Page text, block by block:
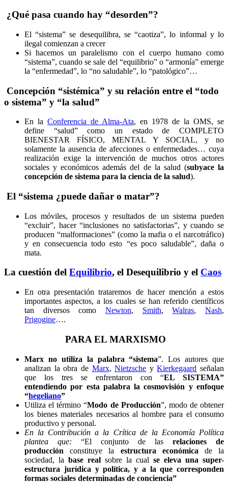
¿Qué pasa cuando hay “desorden”?
El “sistema” se desequilibra, se “caotiza”, lo informal y lo
ilegal comienzan a crecer
Si hacemos un paralelismo con el cuerpo humano como
“sistema”, cuando se sale del “equilibrio” o “armonía” emerge
la “enfermedad”, lo “no saludable”, lo “patológico”…
Concepción “sistémica” y su relación entre el “todo
o sistema” y “la salud”
En la Conferencia de Alma-Ata, en 1978 de la OMS, se
define “salud” como un estado de COMPLETO
BIENESTAR FÍSICO, MENTAL Y SOCIAL, y no
solamente la ausencia de afecciones o enfermedades… cuya
realización exige la intervención de muchos otros actores
sociales y económicos además del de la salud (subyace la
concepción de sistema para la ciencia de la salud).
El “sistema ¿puede dañar o matar”?
Los móviles, procesos y resultados de un sistema pueden
“excluir”, hacer “inclusiones no satisfactorias”, y cuando se
producen “malformaciones” (como la mafia o el narcotráfico)
y en consecuencia todo esto “es poco saludable”, daña o
mata.
La cuestión del Equilibrio, el Desequilibrio y el Caos
En otra presentación trataremos de hacer mención a estos
importantes aspectos, a los cuales se han referido científicos
tan diversos como Newton, Smith,Walras,Nash,
Prigogine….
PARA EL MARXISMO
Marx no utiliza la palabra “sistema”. Los autores que
analizan la obra de Marx,Nietzsche yKierkegaard señalan
que los tres se enfrentaron con “EL SISTEMA”
entendiendo por esta palabra la cosmovisión y enfoque
“hegeliano”
Utiliza el término “Modo de Producción”, modo de obtener
los bienes materiales necesarios al hombre para el consumo
productivo y personal.
En la Contribución a la Crítica de la Economía Política
plantea que: “El conjunto de las
relaciones de
producción constituye la estructura económica de la
sociedad, la base real sobre la cual se eleva una super-
estructura jurídica y política, y a la que corresponden
formas sociales determinadas de conciencia”